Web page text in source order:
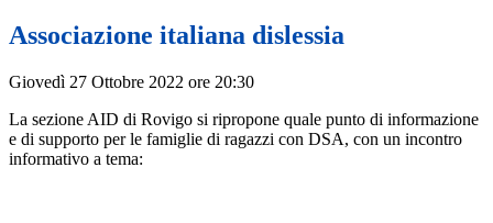
Associazione italiana dislessia
Giovedì 27 Ottobre 2022 ore 20:30
La sezione AID di Rovigo si ripropone quale punto di informazione
e di supporto per le famiglie di ragazzi con DSA, con un incontro
informativo a tema: